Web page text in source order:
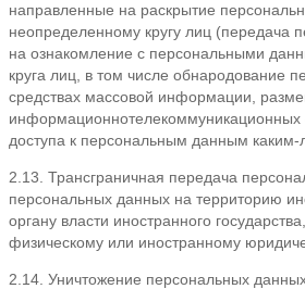
направленные на раскрытие
неопределенному кругу лиц (передача
на ознакомление с персональными
круга лиц, в том числе обнародование
средствах массовой информации,
информационнотелекоммуникационных
доступа к персональным данным
2.13. Трансграничная передача
персональных данных на территорию
органу власти иностранного
физическому или иностранному
2.14. Уничтожение персональных